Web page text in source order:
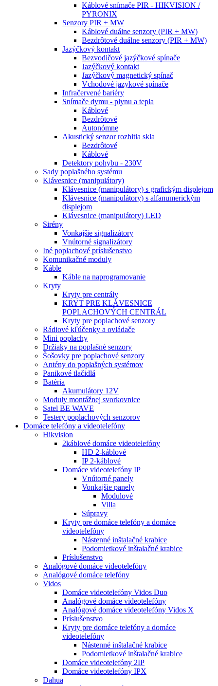
Káblové snímače PIR - HIKVISION /
PYRONIX
Senzory PIR + MW
Káblové duálne senzory (PIR + MW)
Bezdrôtové duálne senzory (PIR + MW)
Jazýčkový kontakt
Bezvodičové jazýčkové spínače
Jazýčkový kontakt
Jazýčkový magnetický spínač
Vchodové jazykové spínače
Infračervené bariéry
Snímače dymu - plynu a tepla
Káblové
Bezdrôtové
Autonómne
Akustický senzor rozbitia skla
Bezdrôtové
Káblové
Detektory pohybu - 230V
Sady poplašného systému
Klávesnice (manipulátory)
Klávesnice (manipulátory) s grafickým displejom
Klávesnice (manipulátory) s alfanumerickým
displejom
Klávesnice (manipulátory) LED
Sirény
Vonkajšie signalizátory
Vnútorné signalizátory
Iné poplachové príslušenstvo
Komunikačné moduly
Káble
Káble na naprogramovanie
Kryty
Kryty pre centrály
KRYT PRE KLÁVESNICE
POPLACHOVÝCH CENTRÁL
Kryty pre poplachové senzory
Rádiové kľúčenky a ovládače
Mini poplachy
Držiaky na poplašné senzory
Šošovky pre poplachové senzory
Antény do poplašných systémov
Panikové tlačidlá
Batéria
Akumulátory 12V
Moduly montážnej svorkovnice
Satel BE WAVE
Testery poplachových senzorov
Domáce telefóny a videotelefóny
Hikvision
2káblové domáce videotelefóny
HD 2-káblové
IP 2-káblové
Domáce videotelefóny IP
Vnútorné panely
Vonkajšie panely
Modulové
Villa
Súpravy
Kryty pre domáce telefóny a domáce
videotelefóny
Nástenné inštalačné krabice
Podomietkové inštalačné krabice
Príslušenstvo
Analógové domáce videotelefóny
Analógové domáce telefóny
Vidos
Domáce videotelefóny Vidos Duo
Analógové domáce videotelefóny
Analógové domáce videotelefóny Vidos X
Príslušenstvo
Kryty pre domáce telefóny a domáce
videotelefóny
Nástenné inštalačné krabice
Podomietkové inštalačné krabice
Domáce videotelefóny 2IP
Domáce videotelefóny IPX
Dahua